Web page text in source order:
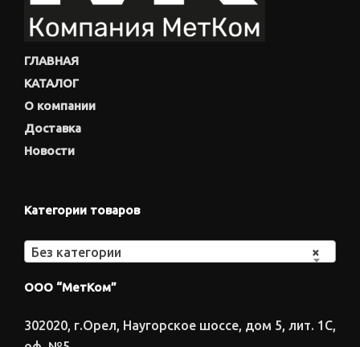
ГЛАВНАЯ
КАТАЛОГ
О компании
Доставка
Новости
Категории товаров
×
Без категории
ООО “МетКом”
302020, г.Орел, Наугорское шоссе, дом 5, лит. 1С,